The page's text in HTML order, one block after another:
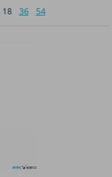
18 36 54